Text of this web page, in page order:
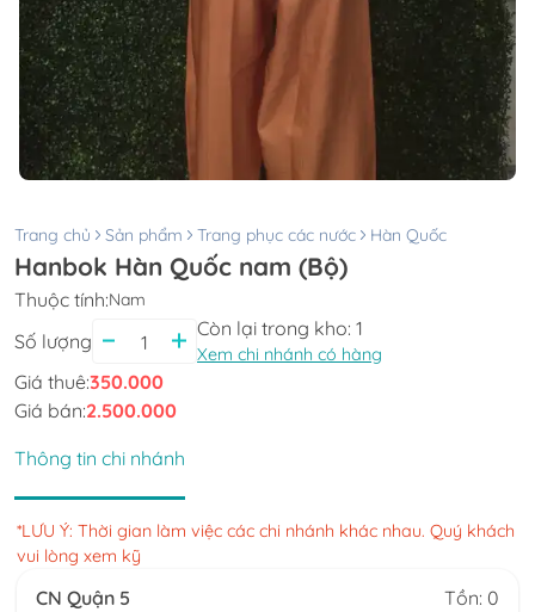
Trang chủ Sản phẩm Trang phục các nước Hàn Quốc
Hanbok Hàn Quốc nam (Bộ)
Thuộc tính:Nam
Số lượng
Còn lại trong kho: 1
Xem chi nhánh có hàng
Giá thuê:350.000
Giá bán:2.500.000
Thông tin chi nhánh
*LƯU Ý: Thời gian làm việc các chi nhánh khác nhau. Quý khách
vui lòng xem kỹ
CN Quận 5
Tồn: 0